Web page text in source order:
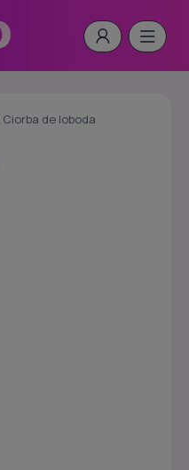
Ciorba de loboda